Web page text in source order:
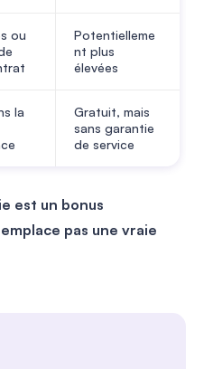
ou
Potentielleme
nt plus
élevées
la
Gratuit, mais
sans garantie
de service
est un bonus
pas une vraie